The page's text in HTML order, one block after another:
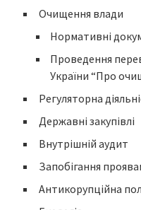
Очищення влади
Нормативні
Проведення
України “Про
Регуляторна
Державні закупівлі
Внутрішній аудит
Запобігання
Антикорупційна